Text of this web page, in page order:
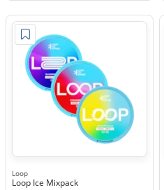
Loop
Loop Ice Mixpack